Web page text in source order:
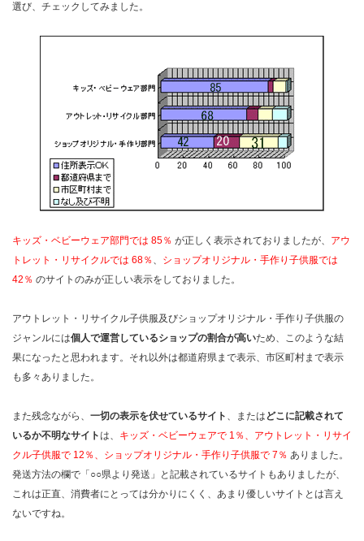
選び、チェックしてみました。
キッズ・ベビーウェア部門では 85％ が正しく表示されておりましたが、 アウ
トレット・リサイクルでは 68％ 、 ショップオリジナル・手作り子供服では
42％ のサイトのみが正しい表示をしておりました。
アウトレット・リサイクル子供服及びショップオリジナル・手作り子供服の
ジャンルには個人で運営しているショップの割合が高いため、このような結
果になったと思われます。それ以外は都道府県まで表示、市区町村まで表示
も多々ありました。
また残念ながら、 一切の表示を伏せているサイト 、または どこに記載されて
いるか不明なサイトは、 キッズ・ベビーウェアで 1％、アウトレット・リサイ
クル子供服で 12％、ショップオリジナル・手作り子供服で 7％ ありました。
発送方法の欄で「○○県より発送」と記載されているサイトもありましたが、
これは正直、消費者にとっては分かりにくく、あまり優しいサイトとは言え
ないですね。